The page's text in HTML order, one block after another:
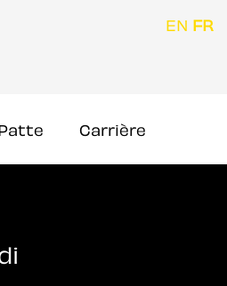
Carrière
EN FR